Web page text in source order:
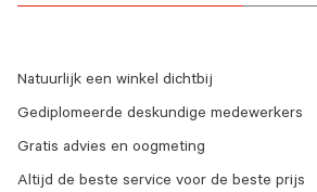
Natuurlijk een winkel dichtbij
Gediplomeerde deskundige medewerkers
Gratis advies en oogmeting
Altijd de beste service voor de beste prijs